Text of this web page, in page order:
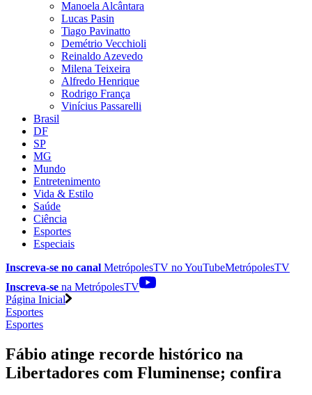
Manoela Alcântara
Lucas Pasin
Tiago Pavinatto
Demétrio Vecchioli
Reinaldo Azevedo
Milena Teixeira
Alfredo Henrique
Rodrigo França
Vinícius Passarelli
Brasil
DF
SP
MG
Mundo
Entretenimento
Vida & Estilo
Saúde
Ciência
Esportes
Especiais
Inscreva-se no canal MetrópolesTV noYouTubeMetrópolesTV
Inscreva-se na MetrópolesTV
Página Inicial
Esportes
Esportes
Fábio atinge recorde histórico na
Libertadores com Fluminense; confira